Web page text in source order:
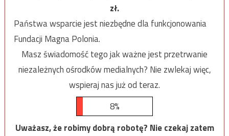
zł.
Państwa wsparcie jest niezbędne dla funkcjonowania
Fundacji Magna Polonia.
Masz świadomość tego jak ważne jest przetrwanie
niezależnych ośrodków medialnych? Nie zwlekaj więc,
wspieraj nas już od teraz.
8%
Uważasz, że robimy dobrą robotę? Nie czekaj zatem